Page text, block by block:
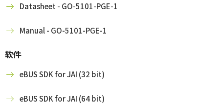
Datasheet - GO-5101-PGE-1
Manual - GO-5101-PGE-1
软件
eBUS SDK for JAI (32 bit)
eBUS SDK for JAI (64 bit)